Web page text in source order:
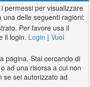
permessi per visualizzare
delle seguenti ragioni:
Per favore usa il
il login. Login |Vuoi
pagina. Stai cercando di
ad una risorsa a cui non
se sei autorizzato ad